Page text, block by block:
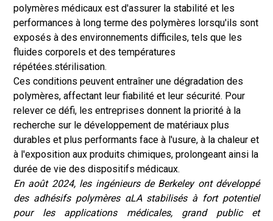
polymères médicaux est d'assurer la stabilité et les
performances à long terme des polymères lorsqu'ils sont
exposés à des environnements difficiles, tels que les
fluides corporels et des températures
répétées.stérilisation.
Ces conditions peuvent entraîner une dégradation des
polymères, affectant leur fiabilité et leur sécurité. Pour
relever ce défi, les entreprises donnent la priorité à la
recherche sur le développement de matériaux plus
durables et plus performants face à l'usure, à la chaleur et
à l'exposition aux produits chimiques, prolongeant ainsi la
durée de vie des dispositifs médicaux.
En août 2024, les ingénieurs de Berkeley ont développé
des adhésifs polymères αLA stabilisés à fort potentiel
pour les applications médicales, grand public et